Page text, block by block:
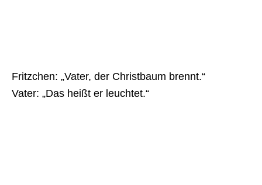
Fritzchen: „Vater, der Christbaum brennt.“
Vater: „Das heißt er leuchtet.“